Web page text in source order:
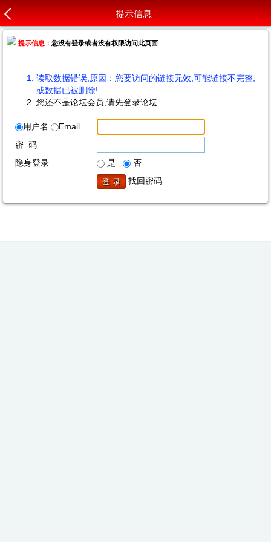
提示信息
提示信息：您没有登录或者没有权限访问此页面
读取数据错误,原因：您要访问的链接无效,可能链接不完整,
或数据已被删除!
您还不是论坛会员,请先登录论坛
用户名
Email
密 码
隐身登录
是
否
找回密码